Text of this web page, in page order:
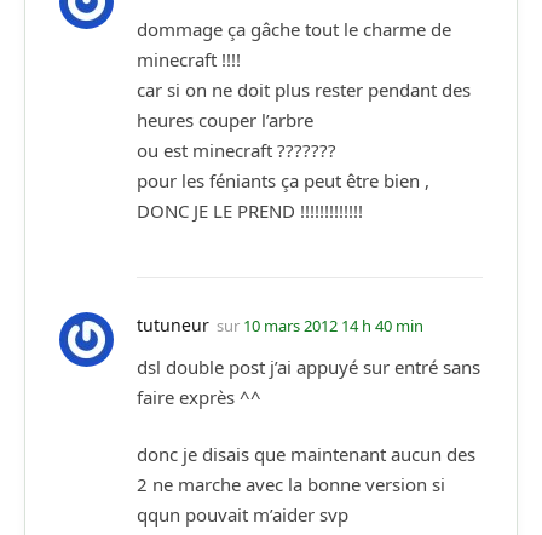
dommage ça gâche tout le charme de
minecraft !!!!
car si on ne doit plus rester pendant des
heures couper l’arbre
ou est minecraft ???????
pour les féniants ça peut être bien ,
DONC JE LE PREND !!!!!!!!!!!!!
tutuneur sur 10 mars 2012 14 h 40 min
dsl double post j’ai appuyé sur entré sans
faire exprès ^^
donc je disais que maintenant aucun des
2 ne marche avec la bonne version si
qqun pouvait m’aider svp